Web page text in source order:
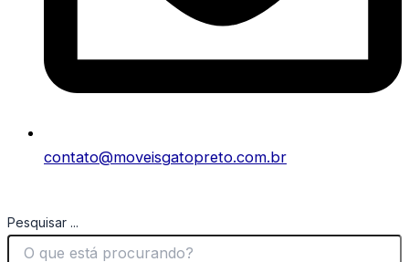
contato@moveisgatopreto.com.br
Pesquisar ...